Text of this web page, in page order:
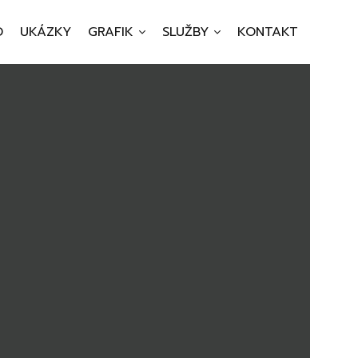
UKÁZKY GRAFIK SLUŽBY KONTAKT